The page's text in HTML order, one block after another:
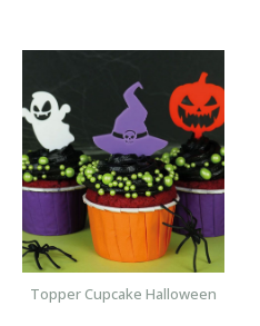
Topper Cupcake Halloween